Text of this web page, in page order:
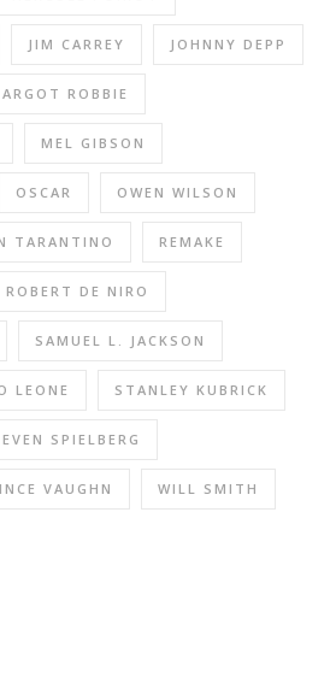
JIM CARREY JOHNNY DEPP
ROBBIE
MEL GIBSON
OSCAR OWEN WILSON
TARANTINO REMAKE
ROBERT DE NIRO
SAMUEL L. JACKSON
LEONE STANLEY KUBRICK
SPIELBERG
VAUGHN WILL SMITH